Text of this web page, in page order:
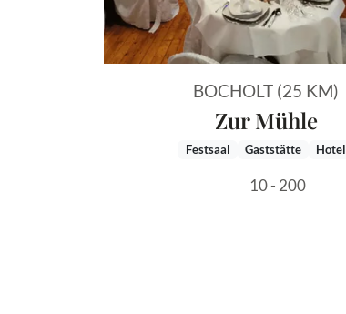
BOCHOLT (25 KM)
Zur Mühle
Festsaal Gaststätte Hotel
10 - 200